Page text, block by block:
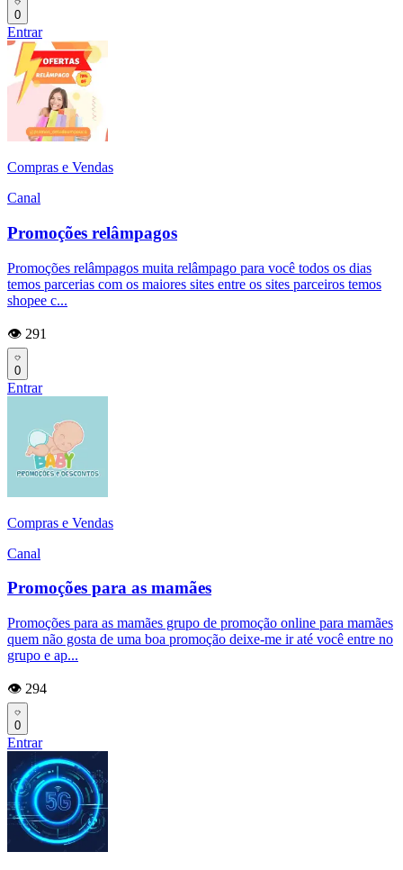
0
Entrar
Compras e Vendas
Canal
Promoções relâmpagos
Promoções relâmpagos muita relâmpago para você todos os dias
temos parcerias com os maiores sites entre os sites parceiros temos
shopee c...
👁️ 291
0
Entrar
Compras e Vendas
Canal
Promoções para as mamães
Promoções para as mamães grupo de promoção online para mamães
quem não gosta de uma boa promoção deixe-me ir até você entre no
grupo e ap...
👁️ 294
0
Entrar